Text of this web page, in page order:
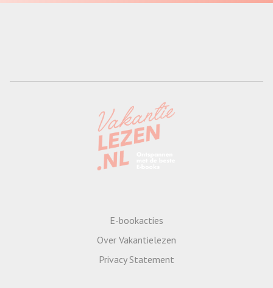
E-bookacties
Over Vakantielezen
Privacy Statement